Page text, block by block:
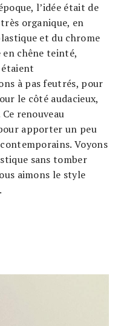
l’idée était de
organique, en
et du chrome
en chêne teinté,
à pas feutrés, pour
le côté audacieux,
Ce renouveau
apporter un peu
Voyons
sans tomber
aimons le style